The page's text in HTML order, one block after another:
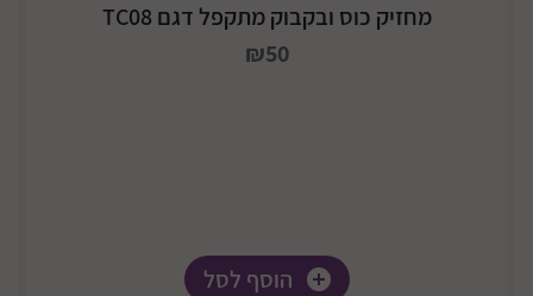
מחזיק כוס ובקבוק מתקפל דגם TC08
₪50
הוסף לסל